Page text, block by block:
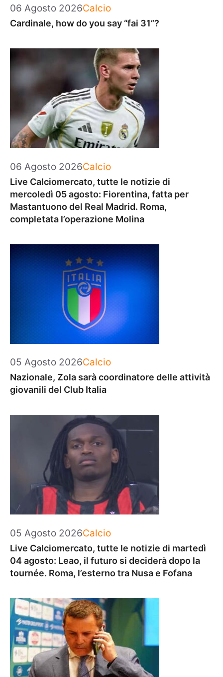
06 Agosto 2026Categorie
Calcio
Cardinale, how do you say “fai 31”?
06 Agosto 2026Categorie
Calcio
Live Calciomercato, tutte le notizie di
mercoledì 05 agosto: Fiorentina, fatta per
Mastantuono del Real Madrid. Roma,
completata l’operazione Molina
05 Agosto 2026Categorie
Calcio
Nazionale, Zola sarà coordinatore delle attività
giovanili del Club Italia
05 Agosto 2026Categorie
Calcio
Live Calciomercato, tutte le notizie di martedì
04 agosto: Leao, il futuro si deciderà dopo la
tournée. Roma, l’esterno tra Nusa e Fofana